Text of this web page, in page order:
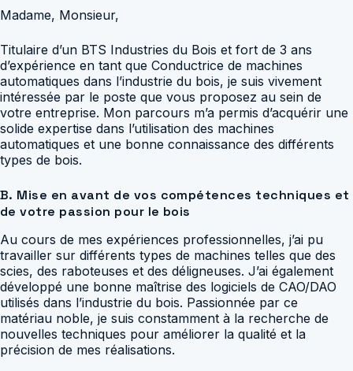
Madame, Monsieur,
Titulaire d’un BTS Industries du Bois et fort de 3 ans
d’expérience en tant que Conductrice de machines
automatiques dans l’industrie du bois, je suis vivement
intéressée par le poste que vous proposez au sein de
votre entreprise. Mon parcours m’a permis d’acquérir une
solide expertise dans l’utilisation des machines
automatiques et une bonne connaissance des différents
types de bois.
B. Mise en avant de vos compétences techniques et
de votre passion pour le bois
Au cours de mes expériences professionnelles, j’ai pu
travailler sur différents types de machines telles que des
scies, des raboteuses et des déligneuses. J’ai également
développé une bonne maîtrise des logiciels de CAO/DAO
utilisés dans l’industrie du bois. Passionnée par ce
matériau noble, je suis constamment à la recherche de
nouvelles techniques pour améliorer la qualité et la
précision de mes réalisations.